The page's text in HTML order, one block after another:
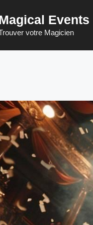
Events
votre Magicien